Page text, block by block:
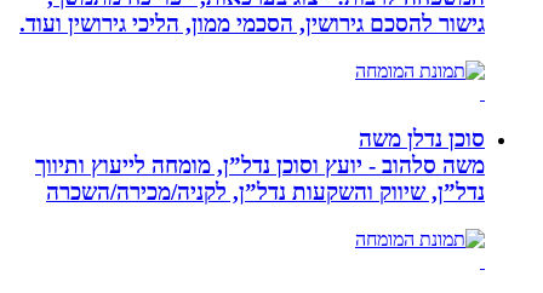
גישור להסכם גירושין, הסכמי ממון, הליכי גירושין ועוד.
סוכן נדלן משה
משה סלהוב - יועץ וסוכן נדל”ן, מומחה לייעוץ ותיווך
נדל”ן, שיווק והשקעות נדל”ן, לקניה/מכירה/השכרה